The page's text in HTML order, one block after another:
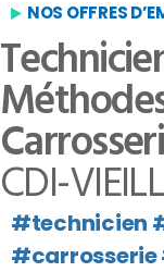
NOS OFFRES
CDI-
#technicien
#carrosserie